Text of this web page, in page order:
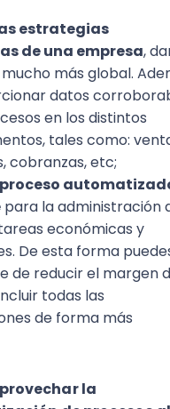
estrategias
de una empresa,
más global.
datos
en los distintos
tales como:
cobranzas, etc;
para la administración
económicas y
De esta forma
de reducir el margen
todas las
de forma más
la